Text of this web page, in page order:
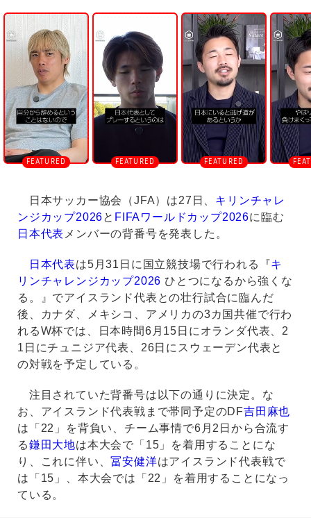
U
n
m
u
t
e
日本サッカー協会（JFA）は27日、 キリンチャレ
ンジカップ2026と FIFAワールドカップ2026に臨む
日本代表 メンバーの背番号を発表した。
日本代表は5月31日に国立競技場で行われる『キ
リンチャレンジカップ2026 ひとつになるから強くな
る。』でアイスランド代表との壮行試合に臨んだ
後、カナダ、メキシコ、アメリカの3カ国共催で行わ
れるW杯では、日本時間6月15日にオランダ代表、2
1日にチュニジア代表、26日にスウェーデン代表と
の対戦を予定している。
注目されていた背番号は以下の通りに決定。な
お、アイスランド代表戦まで帯同予定のDF吉田麻也
は「22」を背負い、チーム事情で6月2日から合流す
る鎌田大地は本大会で「15」を着用することにな
り、これに伴い、冨安健洋はアイスランド代表戦で
は「15」、本大会では「22」を着用することになっ
ている。